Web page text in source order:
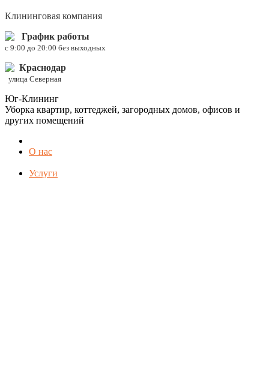
Клининговая компания
График работы
c 9:00 до 20:00 без выходных
Краснодар
улица Северная
Юг-Клининг
Уборка квартир, коттеджей, загородных домов, офисов и
других помещений
О нас
Услуги